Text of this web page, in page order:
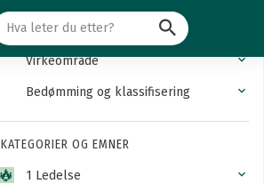
SøkInnledning
Virkeområde
Bedømming og klassifisering
KATEGORIER OG EMNER
1 Ledelse